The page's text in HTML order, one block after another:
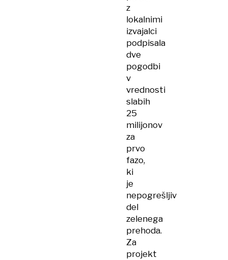
z
lokalnimi
izvajalci
podpisala
dve
pogodbi
v
vrednosti
slabih
25
milijonov
za
prvo
fazo,
ki
je
nepogrešljiv
del
zelenega
prehoda.
Za
projekt